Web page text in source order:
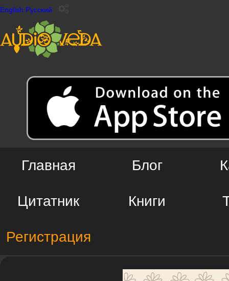
English Русский
Главная Блог
Цитатник Книги
Регистрация